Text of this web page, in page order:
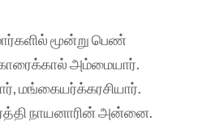
மூன்று பெண்
அம்மையார்.
மங்கையர்க்கரசியார்.
நாயனாரின் அன்னை.